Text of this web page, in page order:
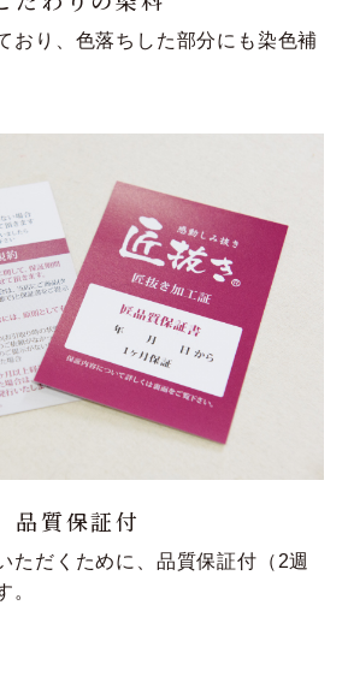
おり、色落ちした部分にも染色補
品質保証付
ただくために、品質保証付（2週
。